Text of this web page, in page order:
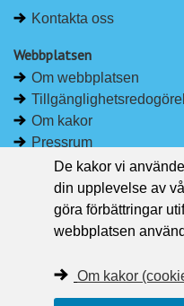
Kontakta oss
Webbplatsen
Om webbplatsen
Om kakor
Pressrum
Håll dig uppdaterad
Följ Region
Region Västernorrland
De kakor vi
din upplevelse av
göra förbättringar
webbplatsen
Om kakor